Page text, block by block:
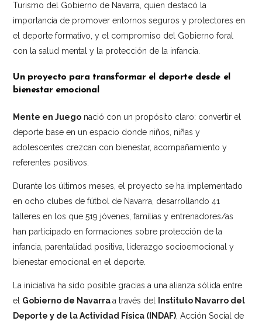
Turismo del Gobierno de Navarra, quien destacó la
importancia de promover entornos seguros y protectores en
el deporte formativo, y el compromiso del Gobierno foral
con la salud mental y la protección de la infancia.
Un proyecto para transformar el deporte desde el
bienestar emocional
Mente en Juego nació con un propósito claro: convertir el
deporte base en un espacio donde niños, niñas y
adolescentes crezcan con bienestar, acompañamiento y
referentes positivos.
Durante los últimos meses, el proyecto se ha implementado
en ocho clubes de fútbol de Navarra, desarrollando 41
talleres en los que 519 jóvenes, familias y entrenadores/as
han participado en formaciones sobre protección de la
infancia, parentalidad positiva, liderazgo socioemocional y
bienestar emocional en el deporte.
La iniciativa ha sido posible gracias a una alianza sólida entre
el Gobierno de Navarraa través del
Instituto Navarro del
Deporte y de la Actividad Física (INDAF) , Acción Social de